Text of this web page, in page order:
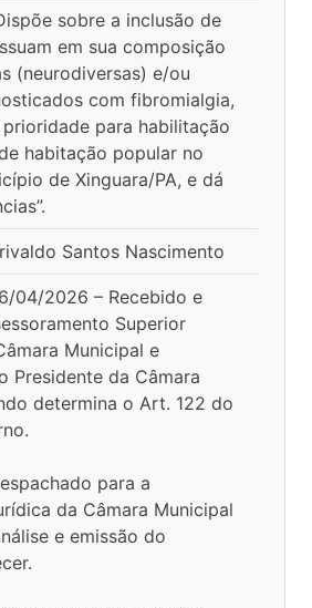
sobre a inclusão de
em sua composição
(neurodiversas) e/ou
com fibromialgia,
para habilitação
habitação popular no
de Xinguara/PA, e dá
Santos Nascimento
04/2026 – Recebido e
Superior
Municipal e
Presidente da Câmara
determina o Art. 122 do
para a
da Câmara Municipal
e emissão do